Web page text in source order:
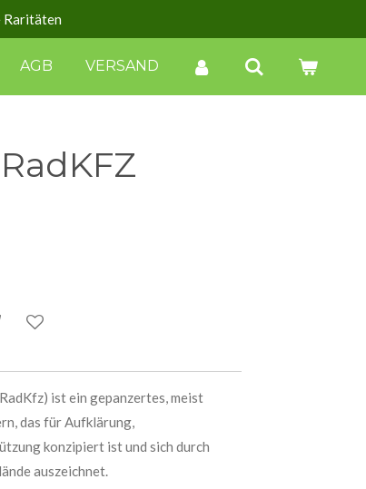
Raritäten
AGB VERSAND
ist ein gepanzertes, meist
das für Aufklärung,
konzipiert ist und sich durch
auszeichnet.